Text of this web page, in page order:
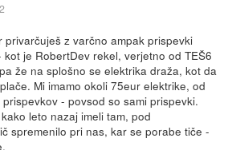
privarčuješ z varčno ampak prispevki
je RobertDev rekel, verjetno od TEŠ6
že na splošno se elektrika draža, kot da
Mi imamo okoli 75eur elektrike, od
- povsod so sami prispevki.
leto nazaj imeli tam, pod
spremenilo pri nas, kar se porabe tiče -